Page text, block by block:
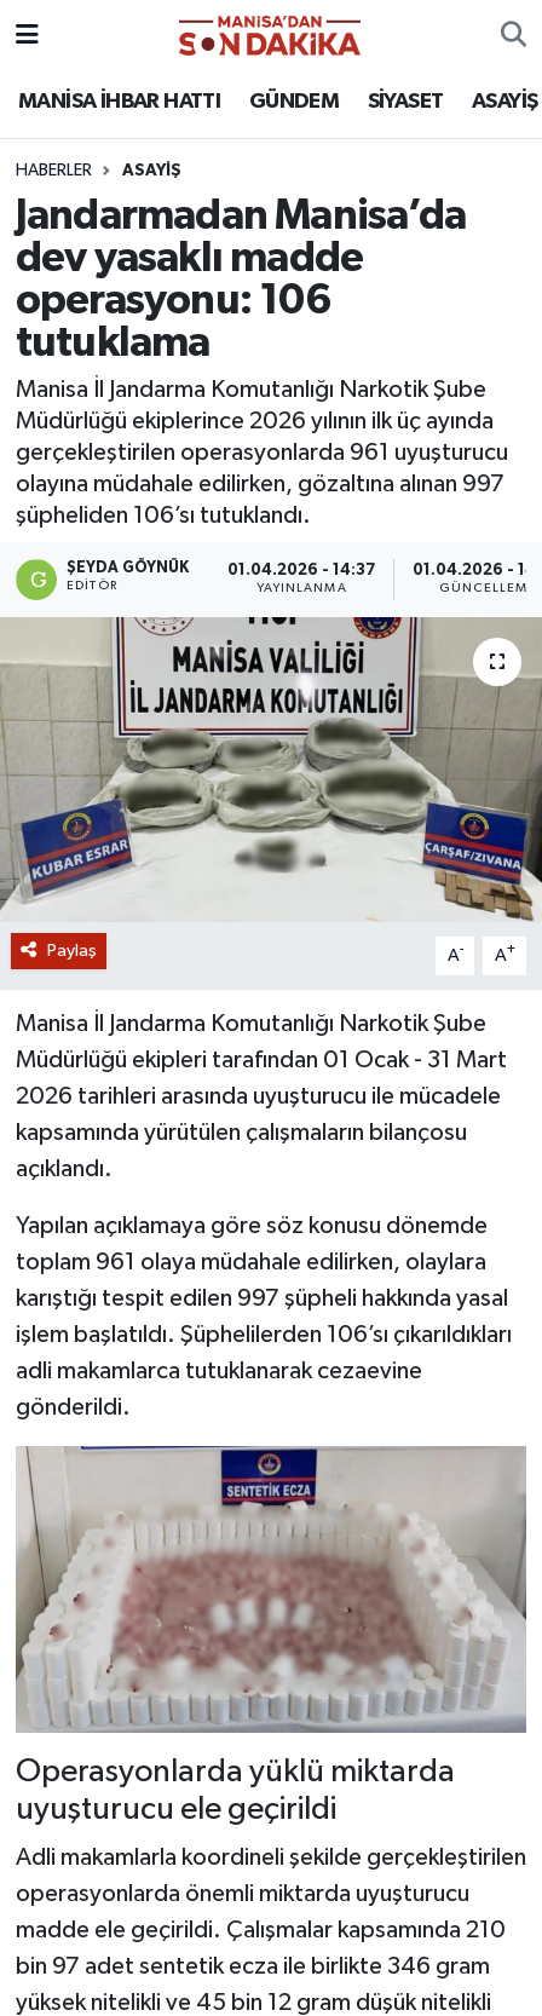
MANİSA İHBAR HATTI GÜNDEM SİYASET ASAYİŞ
HABERLER ASAYİŞ
Jandarmadan Manisa’da
dev yasaklı madde
operasyonu: 106
tutuklama
Manisa İl Jandarma Komutanlığı Narkotik Şube
Müdürlüğü ekiplerince 2026 yılının ilk üç ayında
gerçekleştirilen operasyonlarda 961 uyuşturucu
olayına müdahale edilirken, gözaltına alınan 997
şüpheliden 106’sı tutuklandı.
ŞEYDA GÖYNÜK
EDITÖR
01.04.2026 - 14:37
YAYINLANMA
01.04.2026 -
GÜNCELLEME
Paylaş A- A+
Manisa İl Jandarma Komutanlığı Narkotik Şube
Müdürlüğü ekipleri tarafından 01 Ocak - 31 Mart
2026 tarihleri arasında uyuşturucu ile mücadele
kapsamında yürütülen çalışmaların bilançosu
açıklandı.
Yapılan açıklamaya göre söz konusu dönemde
toplam 961 olaya müdahale edilirken, olaylara
karıştığı tespit edilen 997 şüpheli hakkında yasal
işlem başlatıldı. Şüphelilerden 106’sı çıkarıldıkları
adli makamlarca tutuklanarak cezaevine
gönderildi.
Operasyonlarda yüklü miktarda
uyuşturucu ele geçirildi
Adli makamlarla koordineli şekilde gerçekleştirilen
operasyonlarda önemli miktarda uyuşturucu
madde ele geçirildi. Çalışmalar kapsamında 210
bin 97 adet sentetik ecza ile birlikte 346 gram
yüksek nitelikli ve 45 bin 12 gram düşük nitelikli
ASAYİŞ
KÜLTÜR-SANAT
MAGAZİN
MANİSA'DA TRAFİK
SİYASET
SPOR
YAŞAM
GİZLİLİK SÖZLEŞMESİ
İLETİŞİM
Hava Durumu
Puan Durumu ve Fikstür
Tüm Manşetler
Son Dakika Haberleri
Haber Arşivi